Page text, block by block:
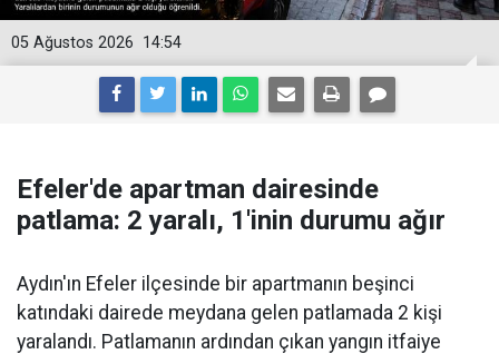
14:54
05 Ağustos 2026
Efeler'de apartman dairesinde
patlama: 2 yaralı, 1'inin durumu ağır
Aydın'ın Efeler ilçesinde bir apartmanın beşinci
katındaki dairede meydana gelen patlamada 2 kişi
yaralandı. Patlamanın ardından çıkan yangın itfaiye